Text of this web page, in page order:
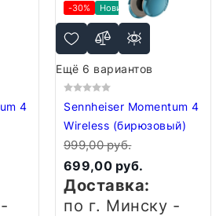
4
-30% Новинка
Ещё 6 вариантов
Sennheiser Momentum 4
Wireless (бирюзовый)
999,00 руб.
699,00 руб.
Доставка:
по г. Минску -